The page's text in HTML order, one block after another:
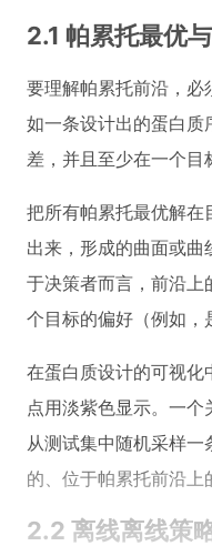
2.1 帕累托最优
要理解帕累托前沿，必
如一条设计出的蛋白质
差，并且至少在一个目
把所有帕累托最优解在
出来，形成的曲面或曲
于决策者而言，前沿上
个目标的偏好（例如，
在蛋白质设计的可视
点用淡紫色显示。一
从测试集中随机采样一
的、位于帕累托前沿上
2.2 离线离线策